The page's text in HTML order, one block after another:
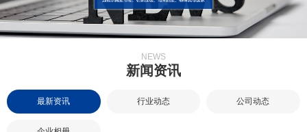
NEWS
新闻资讯
最新资讯 行业动态 公司动态